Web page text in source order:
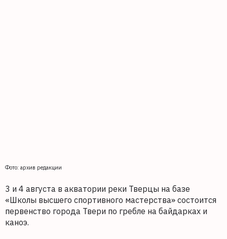
Фото: архив редакции
3 и 4 августа в акватории реки Тверцы на базе
«Школы высшего спортивного мастерства» состоится
первенство города Твери по гребле на байдарках и
каноэ.